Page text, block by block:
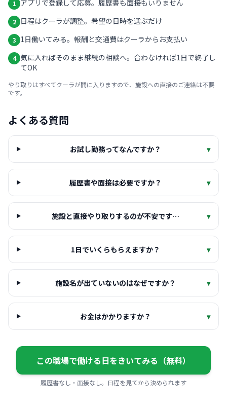
1 アプリで登録して応募。履歴書も面接もいりません
2 日程はクーラが調整。希望の日時を選ぶだけ
3 1日働いてみる。報酬と交通費はクーラからお支払い
4 気に入ればそのまま継続の相談へ。合わなければ1日で終了し
てOK
やり取りはすべてクーラが間に入りますので、施設への直接のご連絡は不要
です。
よくある質問
お試し勤務ってなんですか？ ▾
履歴書や面接は必要ですか？ ▾
施設と直接やり取りするのが不安です… ▾
1日でいくらもらえますか？ ▾
施設名が出ていないのはなぜですか？ ▾
お金はかかりますか？ ▾
この職場で働ける日をきいてみる（無料）
履歴書なし・面接なし。日程を見てから決められます